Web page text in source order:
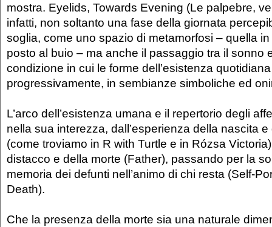
mostra. Eyelids, Towards Evening (Le palpebre,
infatti, non soltanto una fase della giornata
soglia, come uno spazio di metamorfosi – quella
posto al buio – ma anche il passaggio tra il sonno
condizione in cui le forme dell’esistenza
progressivamente, in sembianze simboliche ed
L’arco dell’esistenza umana e il repertorio degli
nella sua interezza, dall’esperienza della nascita
(come troviamo in R with Turtle e in Rózsa
distacco e della morte (Father), passando per la
memoria dei defunti nell’animo di chi resta (Self-
Death).
Che la presenza della morte sia una naturale